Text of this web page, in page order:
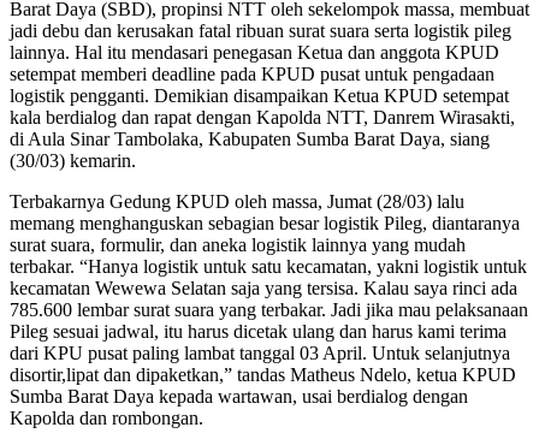
Barat Daya (SBD), propinsi NTT oleh sekelompok massa, membuat
jadi debu dan kerusakan fatal ribuan surat suara serta logistik pileg
lainnya. Hal itu mendasari penegasan Ketua dan anggota KPUD
setempat memberi deadline pada KPUD pusat untuk pengadaan
logistik pengganti. Demikian disampaikan Ketua KPUD setempat
kala berdialog dan rapat dengan Kapolda NTT, Danrem Wirasakti,
di Aula Sinar Tambolaka, Kabupaten Sumba Barat Daya, siang
(30/03) kemarin.
Terbakarnya Gedung KPUD oleh massa, Jumat (28/03) lalu
memang menghanguskan sebagian besar logistik Pileg, diantaranya
surat suara, formulir, dan aneka logistik lainnya yang mudah
terbakar. “Hanya logistik untuk satu kecamatan, yakni logistik untuk
kecamatan Wewewa Selatan saja yang tersisa. Kalau saya rinci ada
785.600 lembar surat suara yang terbakar. Jadi jika mau pelaksanaan
Pileg sesuai jadwal, itu harus dicetak ulang dan harus kami terima
dari KPU pusat paling lambat tanggal 03 April. Untuk selanjutnya
disortir,lipat dan dipaketkan,” tandas Matheus Ndelo, ketua KPUD
Sumba Barat Daya kepada wartawan, usai berdialog dengan
Kapolda dan rombongan.